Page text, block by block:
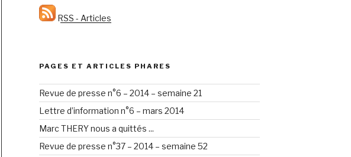
RSS - Articles
PAGES ET ARTICLES PHARES
Revue de presse n°6 – 2014 – semaine 21
Lettre d’information n°6 – mars 2014
Marc THERY nous a quittés ...
Revue de presse n°37 – 2014 – semaine 52